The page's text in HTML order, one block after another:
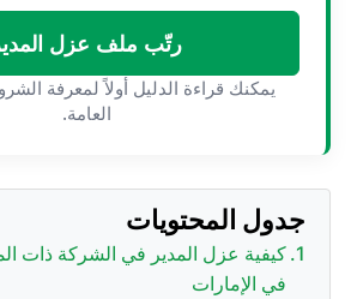
رتّب ملف عزل
يمكنك قراءة الدليل أولاً لمعرفة
العامة.
جدول المحتويات
كيفية عزل المدير في الشركة ذات
في الإمارات